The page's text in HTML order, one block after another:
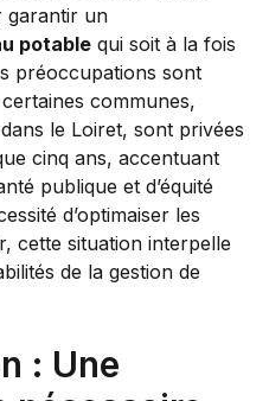
garantir un
potable qui soit à la fois
préoccupations sont
communes,
le Loiret, sont privées
cinq ans, accentuant
publique et d’équité
d’optimaiser les
cette situation interpelle
de la gestion de
: Une